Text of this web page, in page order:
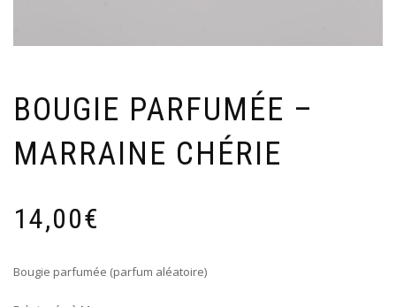
BOUGIE PARFUMÉE –
MARRAINE CHÉRIE
14,00€
Bougie parfumée (parfum aléatoire)